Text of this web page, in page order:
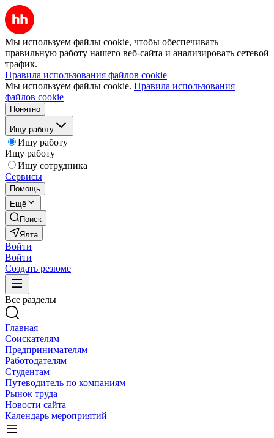
Мы используем файлы cookie, чтобы обеспечивать
правильную работу нашего веб-сайта и анализировать сетевой
трафик.
Правила использования файлов cookie
Мы используем файлы cookie. Правила использования
файлов cookie
Понятно
Ищу работу
Ищу работу
Ищу работу
Ищу сотрудника
Сервисы
Помощь
Ещё
Поиск
Ялта
Войти
Войти
Создать резюме
Все разделы
Главная
Соискателям
Предпринимателям
Работодателям
Студентам
Путеводитель по компаниям
Рынок труда
Новости сайта
Календарь мероприятий